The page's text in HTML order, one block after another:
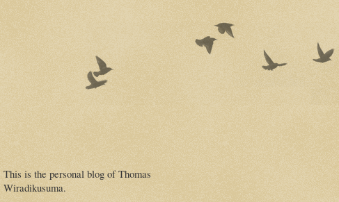
This is the personal blog of Thomas
Wiradikusuma.